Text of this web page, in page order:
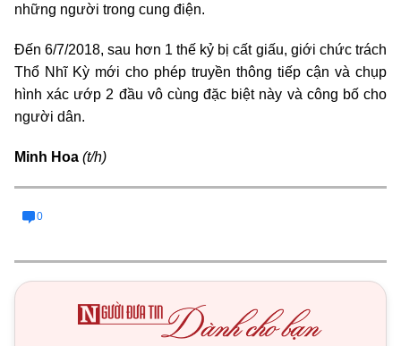
những người trong cung điện.
Đến 6/7/2018, sau hơn 1 thế kỷ bị cất giấu, giới chức trách
Thổ Nhĩ Kỳ mới cho phép truyền thông tiếp cận và chụp
hình xác ướp 2 đầu vô cùng đặc biệt này và công bố cho
người dân.
Minh Hoa (t/h)
0